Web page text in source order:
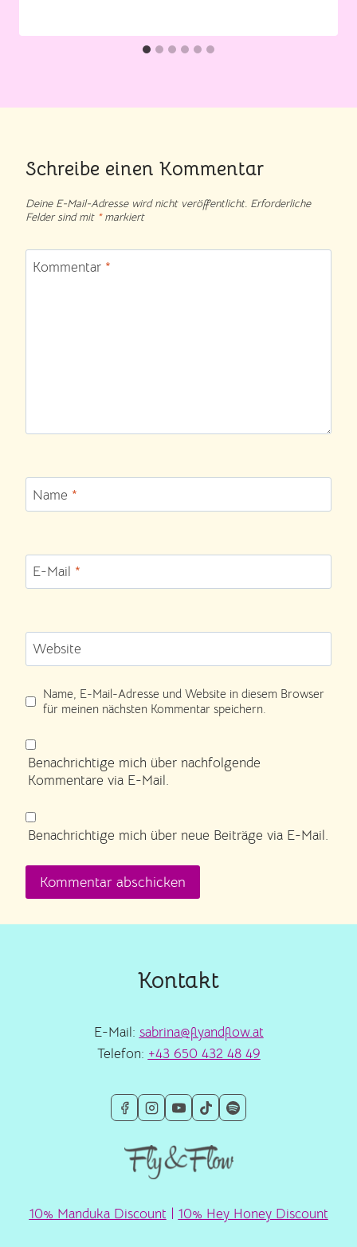
Schreibe einen Kommentar
Deine E-Mail-Adresse wird nicht veröffentlicht. Erforderliche
Felder sind mit *markiert
Kommentar *
Name *
E-Mail *
Website
Name, E-Mail-Adresse und Website in diesem Browser
für meinen nächsten Kommentar speichern.
Benachrichtige mich über nachfolgende
Kommentare via E-Mail.
Benachrichtige mich über neue Beiträge via E-Mail.
Kontakt
E-Mail: sabrina@flyandflow.at
Telefon: +43 650 432 48 49
10% Manduka Discount 10% Hey Honey Discount